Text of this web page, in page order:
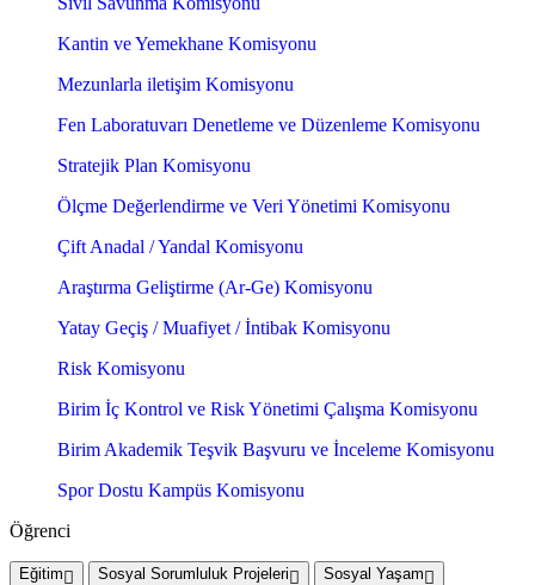
Kantin ve Yemekhane Komisyonu
Mezunlarla iletişim Komisyonu
Fen Laboratuvarı Denetleme ve Düzenleme Komisyonu
Stratejik Plan Komisyonu
Ölçme Değerlendirme ve Veri Yönetimi Komisyonu
Çift Anadal / Yandal Komisyonu
Araştırma Geliştirme (Ar-Ge) Komisyonu
Yatay Geçiş / Muafiyet / İntibak Komisyonu
Risk Komisyonu
Birim İç Kontrol ve Risk Yönetimi Çalışma Komisyonu
Birim Akademik Teşvik Başvuru ve İnceleme Komisyonu
Spor Dostu Kampüs Komisyonu
Öğrenci
Eğitim Sosyal Sorumluluk Projeleri Sosyal Yaşam